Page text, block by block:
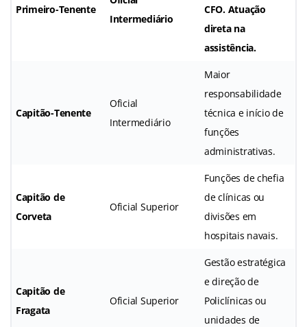
Primeiro-Tenente
Intermediário
CFO. Atuação
direta na
assistência.
Capitão-Tenente
Oficial
Intermediário
Maior
responsabilidade
técnica e início de
funções
administrativas.
Capitão de
Corveta
Oficial Superior
Funções de chefia
de clínicas ou
divisões em
hospitais navais.
Capitão de
Fragata
Oficial Superior
Gestão estratégica
e direção de
Policlínicas ou
unidades de